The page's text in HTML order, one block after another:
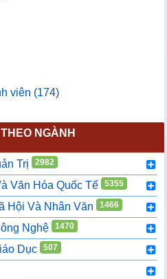
viên (174)
NGÀNH
Trị 2982
Văn Hóa Quốc Tế 5355
Hội Và Nhân Văn 1466
Nghệ 1470
Dục 507